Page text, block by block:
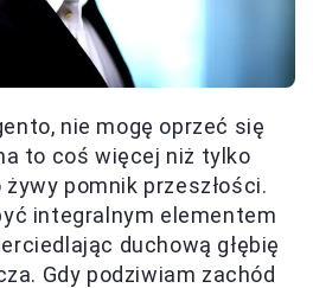
nie mogę oprzeć się
to coś więcej niż tylko
pomnik przeszłości.
integralnym elementem
duchową głębię
Gdy podziwiam zachód